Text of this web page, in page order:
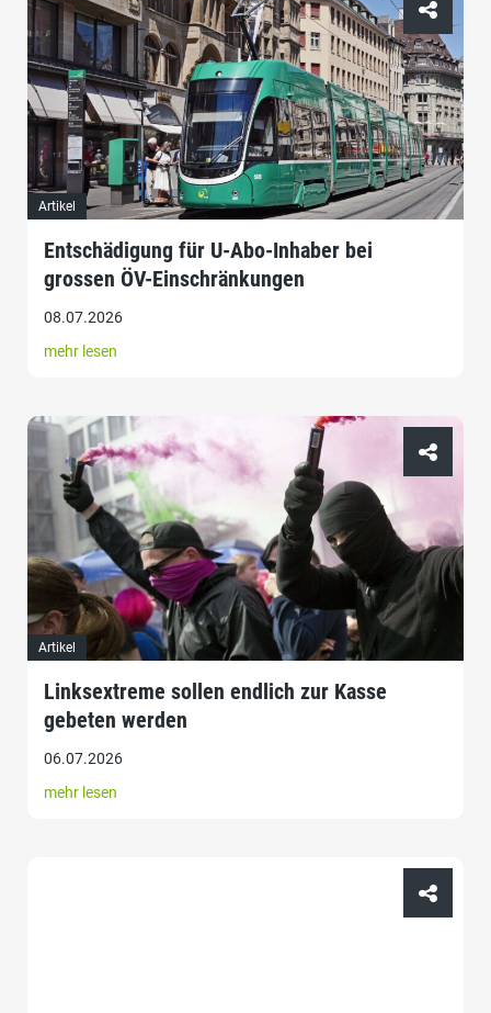
Artikel
Entschädigung für U-Abo-Inhaber bei
grossen ÖV-Einschränkungen
08.07.2026
mehr lesen
Artikel
Linksextreme sollen endlich zur Kasse
gebeten werden
06.07.2026
mehr lesen